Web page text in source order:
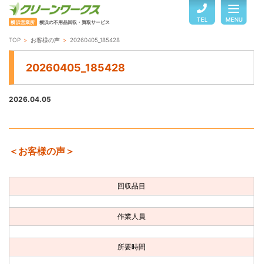
横浜営業所 横浜の不用品回収・買取サービス TEL MENU
TOP
ご利用の流れ
お客様の声
TOP お客様の声 20260405_185428
20260405_185428
2026.04.05
＜お客様の声＞
回収品目
作業人員
所要時間